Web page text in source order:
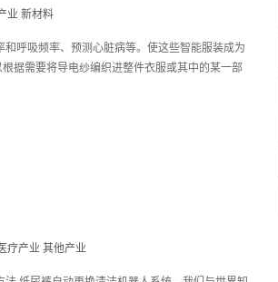
业 新材料
呼吸频率、预测心脏病等。使这些智能服装成为
据需要将导电纱编织进整件衣服或其中的某一部
疗产业 其他产业